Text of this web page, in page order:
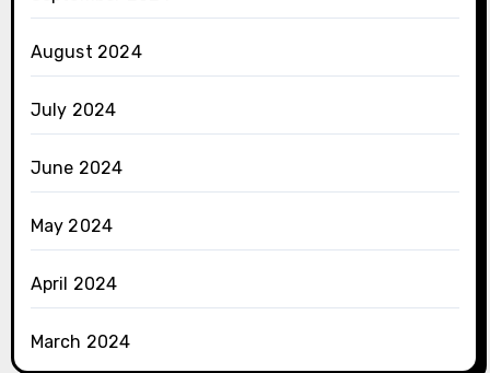
August 2024
July 2024
June 2024
May 2024
April 2024
March 2024